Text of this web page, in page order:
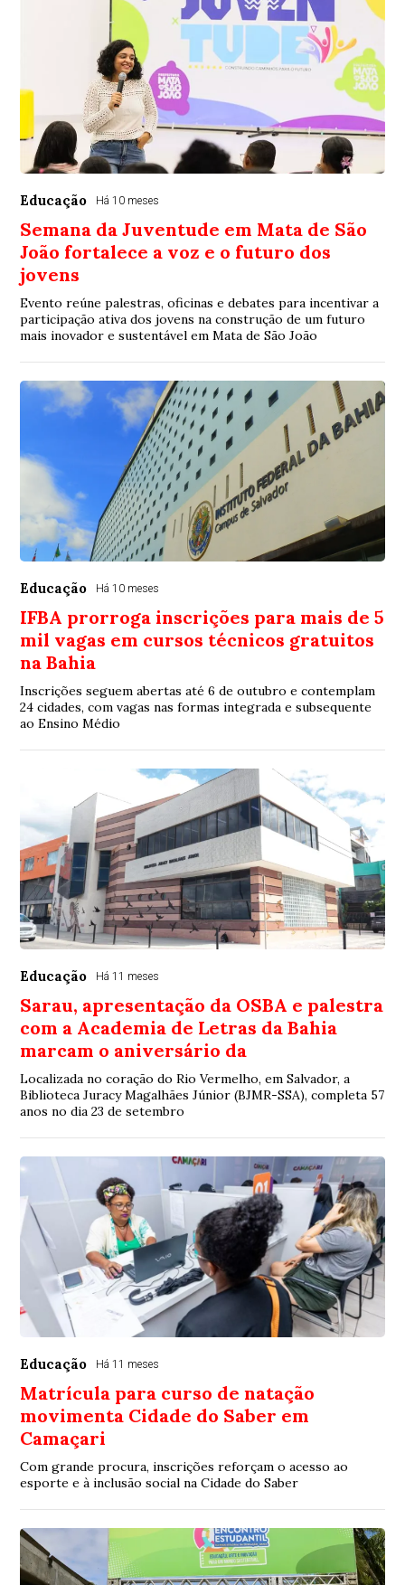
Educação Há 10 meses
Semana da Juventude em Mata de São
João fortalece a voz e o futuro dos
jovens
Evento reúne palestras, oficinas e debates para incentivar a
participação ativa dos jovens na construção de um futuro
mais inovador e sustentável em Mata de São João
Educação Há 10 meses
IFBA prorroga inscrições para mais de 5
mil vagas em cursos técnicos gratuitos
na Bahia
Inscrições seguem abertas até 6 de outubro e contemplam
24 cidades, com vagas nas formas integrada e subsequente
ao Ensino Médio
Educação Há 11 meses
Sarau, apresentação da OSBA e palestra
com a Academia de Letras da Bahia
marcam o aniversário da
Localizada no coração do Rio Vermelho, em Salvador, a
Biblioteca Juracy Magalhães Júnior (BJMR-SSA), completa 57
anos no dia 23 de setembro
Educação Há 11 meses
Matrícula para curso de natação
movimenta Cidade do Saber em
Camaçari
Com grande procura, inscrições reforçam o acesso ao
esporte e à inclusão social na Cidade do Saber